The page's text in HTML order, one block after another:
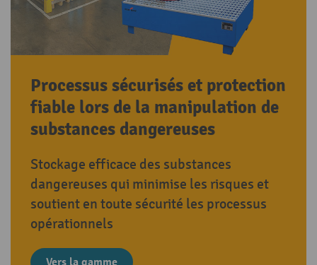
Processus sécurisés et protection
fiable lors de la manipulation de
substances dangereuses
Stockage efficace des substances
dangereuses qui minimise les risques et
soutient en toute sécurité les processus
opérationnels